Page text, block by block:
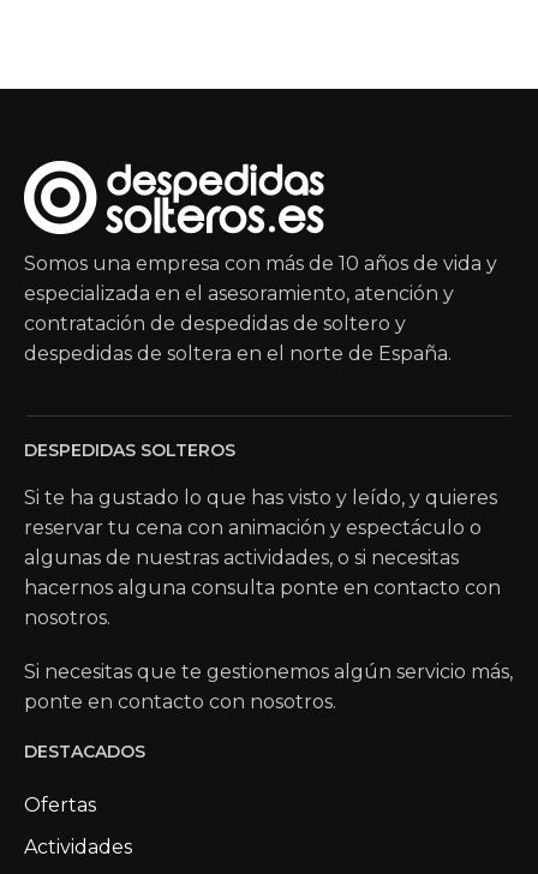
Somos una empresa con más de 10 años de vida y
especializada en el asesoramiento, atención y
contratación de despedidas de soltero y
despedidas de soltera en el norte de España.
DESPEDIDAS SOLTEROS
Si te ha gustado lo que has visto y leído, y quieres
reservar tu cena con animación y espectáculo o
algunas de nuestras actividades, o si necesitas
hacernos alguna consulta ponte en contacto con
nosotros.
Si necesitas que te gestionemos algún servicio más,
ponte en contacto con nosotros.
DESTACADOS
Ofertas
Actividades